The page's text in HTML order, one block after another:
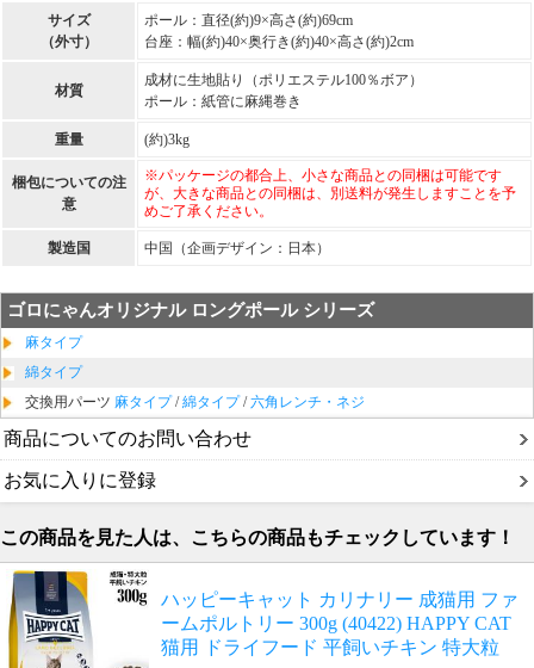
サイズ
（外寸）
ポール：直径(約)9×高さ(約)69cm
台座：幅(約)40×奥行き(約)40×高さ(約)2cm
材質
成材に生地貼り（ポリエステル100％ボア）
ポール：紙管に麻縄巻き
重量 (約)3kg
梱包についての注
意
※パッケージの都合上、小さな商品との同梱は可能です
が、大きな商品との同梱は、別送料が発生しますことを予
めご了承ください。
製造国 中国（企画デザイン：日本）
ゴロにゃんオリジナル ロングポール シリーズ
麻タイプ
綿タイプ
交換用パーツ 麻タイプ/綿タイプ/六角レンチ・ネジ
商品についてのお問い合わせ
お気に入りに登録
この商品を見た人は、こちらの商品もチェックしています！
ハッピーキャット カリナリー 成猫用 ファ
ームポルトリー 300g (40422) HAPPY CAT
猫用 ドライフード 平飼いチキン 特大粒